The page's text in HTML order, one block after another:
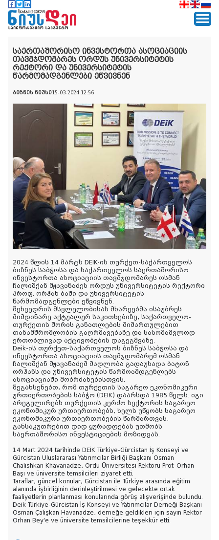
საერთაშორისო ინვესტორთა ასოციაციის
თავმჯდომარეს ორდუს უნივერსიტეტის
რექტორი და უნივერსიტეტის
წარმომადგენლები ეწვივნენ
ბიზნეს ნიუსი15-03-2024 12:56
2024 წლის 14 მარტს DEIK-ის თურქეთ-საქართველოს
ბიზნეს საბჭოსა და საქართველოს საერთაშორისო
ინვესტორთა ასოციაციის თავმჯდომარეს ოსმან
ჩალიშქან მჟავანაძეს ორდუს უნივერსიტეტის რექტორი
პროფ. ორჰან ბაში და უნივერსიტეტის
წარმომადგენლები ეწვივნენ.
შეხვედრის მსვლელობისას მხარეებმა ისაუბრეს
მიმდინარე აქტუალურ საკითხებიზე, საქართველო-
თურქეთის შორის განათლების მიმართულებით
თანამშრომლობის გაღრმავებაზე და სასომამვლოდ
ერთობლივად აქტივობების დაგეგმვაზე.
Deik-ის თურქეთ-საქართველოს ბიზნეს საბჭოსა და
ინვესტორთა ასოციაციის თავმჯდომარემ ოსმან
ჩალიშქან მჟავანაძემ მადლობა გადაუხადა ბატონ
ორჰანს და უნივერსიტეტის წარმოამდგენლებს
ასოციაციაში მობრძანებისთვის.
შეგახსენებთ, რომ თურქეთის საგარეო ეკონომიკური
ურთიერთობების საბჭო (DEIK) დაარსდა 1985 წელს. იგი
არეგულირებს თურქეთის კერძო სექტორის საგარეო
ეკონომიკურ ურთიერთობებს, ხელს უწყობს საგარეო
ეკონომიკური ურთიერთობების წარმართვას,
განსაკუთრებით დიდ ყურადღებას უთმობს
საერთაშორისო ინვესტიციების მოზიდვას.
14 Mart 2024 tarihinde DEİK Türkiye-Gürcistan İş Konseyi ve
Gürcistan Uluslararası Yatırımcılar Birliği Başkanı Osman
Chalishkan Khavanadze, Ordu Üniversitesi Rektörü Prof. Orhan
Başı ve üniversite temsilcileri ziyaret etti.
Taraflar, güncel konular, Gürcistan ile Türkiye arasında eğitim
alanında işbirliğinin derinleştirilmesi ve gelecekte ortak
faaliyetlerin planlanması konularında görüş alışverişinde bulundu.
Deik Türkiye-Gürcistan İş Konseyi ve Yatırımcılar Derneği Başkanı
Osman Çalişkan Havanadze, derneğe geldikleri için sayin Rektor
Orhan Bey'e ve üniversite temsilcilerine teşekkür etti.